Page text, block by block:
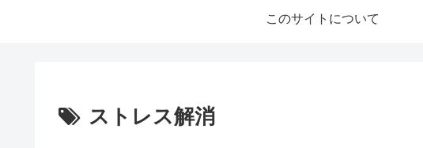
このサイトについて
ストレス解消